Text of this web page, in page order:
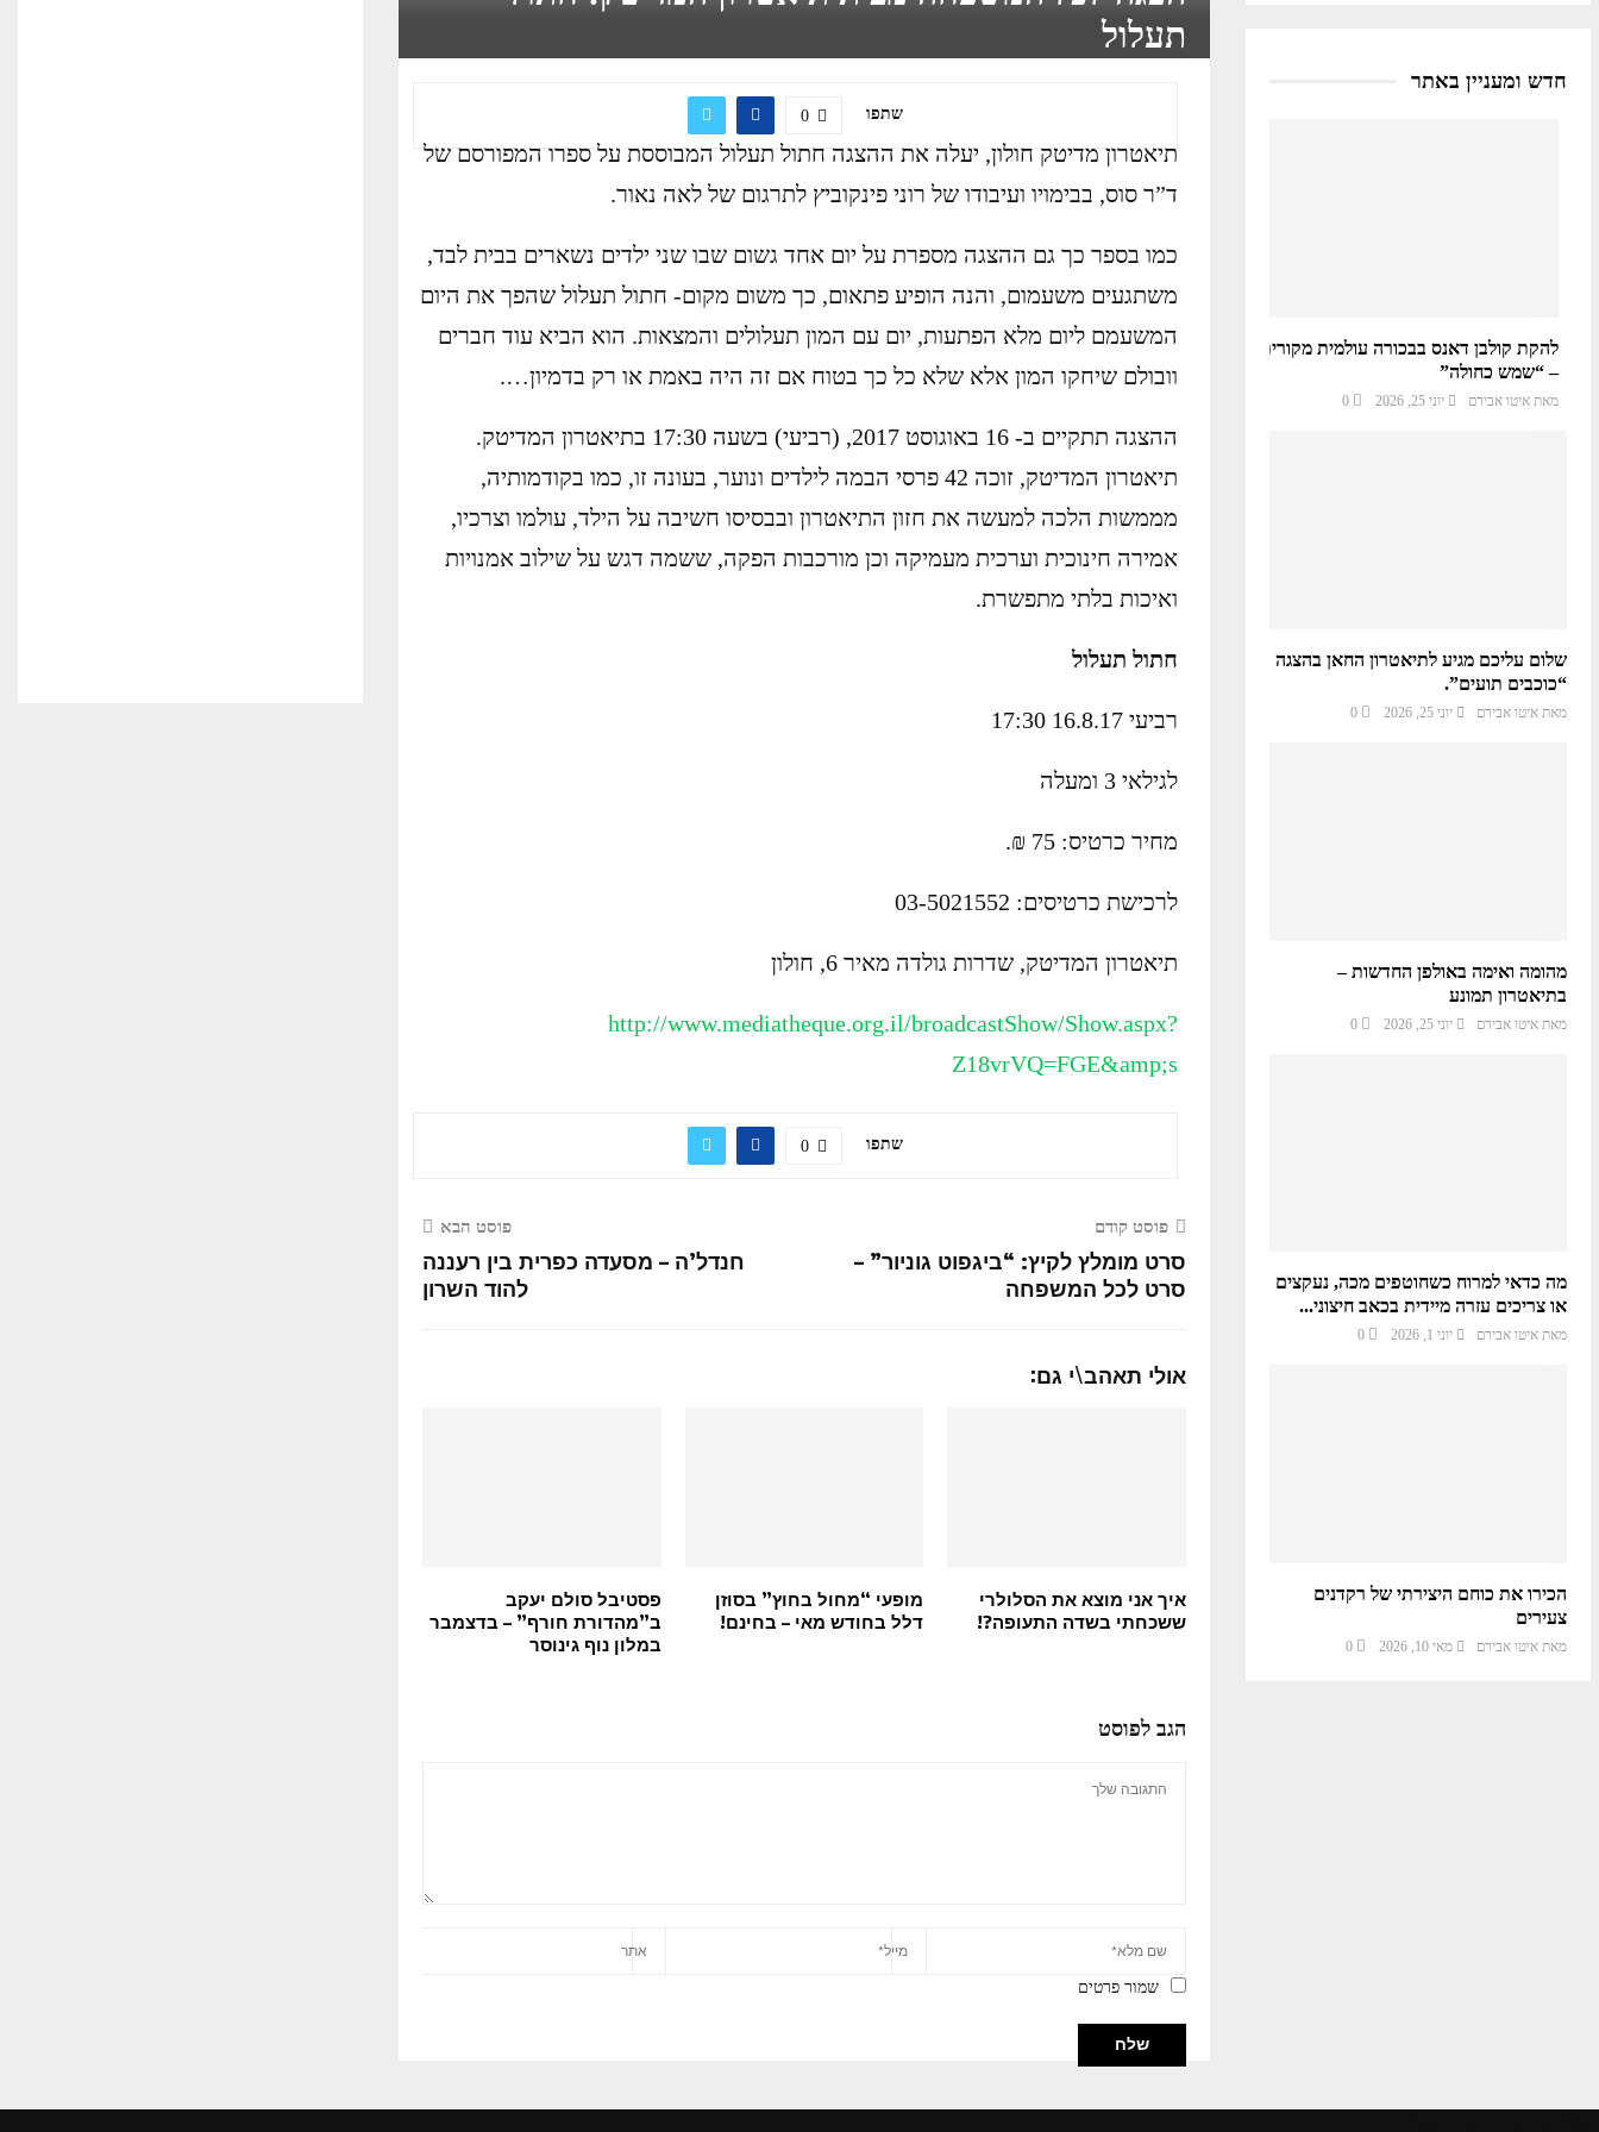
תעלול
שתפו 0
תיאטרון מדיטק חולון, יעלה את ההצגה חתול תעלול המבוססת על ספרו המפורסם של
ד”ר סוס, בבימויו ועיבודו של רוני פינקוביץ לתרגום של לאה נאור.
כמו בספר כך גם ההצגה מספרת על יום אחד גשום שבו שני ילדים נשארים בבית לבד,
משתגעים משעמום, והנה הופיע פתאום, כך משום מקום- חתול תעלול שהפך את היום
המשעמם ליום מלא הפתעות, יום עם המון תעלולים והמצאות. הוא הביא עוד חברים
וובולם שיחקו המון אלא שלא כל כך בטוח אם זה היה באמת או רק בדמיון….
ההצגה תתקיים ב- 16 באוגוסט 2017, (רביעי) בשעה 17:30 בתיאטרון המדיטק.
תיאטרון המדיטק, זוכה 42 פרסי הבמה לילדים ונוער, בעונה זו, כמו בקודמותיה,
מממשות הלכה למעשה את חזון התיאטרון ובבסיסו חשיבה על הילד, עולמו וצרכיו,
אמירה חינוכית וערכית מעמיקה וכן מורכבות הפקה, ששמה דגש על שילוב אמנויות
ואיכות בלתי מתפשרת.
חתול תעלול
רביעי 16.8.17 17:30
לגילאי 3 ומעלה
מחיר כרטיס: 75 ₪.
לרכישת כרטיסים: 03-5021552
תיאטרון המדיטק, שדרות גולדה מאיר 6, חולון
http://www.mediatheque.org.il/broadcastShow/Show.aspx?
Z18vrVQ=FGE&amp;s
שתפו 0
פוסט קודם
סרט מומלץ לקיץ: “ביגפוט גוניור” –
סרט לכל המשפחה
פוסט הבא
חנדל’ה – מסעדה כפרית בין רעננה
להוד השרון
אולי תאהב\י גם:
איך אני מוצא את הסלולרי
ששכחתי בשדה התעופה?!
מופעי “מחול בחוץ” בסוזן
דלל בחודש מאי – בחינם!
פסטיבל סולם יעקב
ב”מהדורת חורף” – בדצמבר
במלון נוף גינוסר
הגב לפוסט
שמור פרטים
חדש ומעניין באתר
להקת קולבן דאנס בבכורה עולמית מקורית
– “שמש כחולה”
מאת איטו אבירם יוני 25, 2026 0
שלום עליכם מגיע לתיאטרון החאן בהצגה
“כוכבים תועים”.
מאת איטו אבירם יוני 25, 2026 0
מהומה ואימה באולפן החדשות –
בתיאטרון תמונע
מאת איטו אבירם יוני 25, 2026 0
מה כדאי למרוח כשחוטפים מכה, נעקצים
או צריכים עזרה מיידית בכאב חיצוני...
מאת איטו אבירם יוני 1, 2026 0
הכירו את כוחם היצירתי של רקדנים
צעירים
מאת איטו אבירם מאי 10, 2026 0